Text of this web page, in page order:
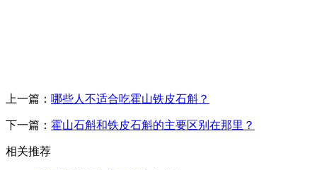
上一篇： 哪些人不适合吃霍山铁皮石斛？
下一篇： 霍山石斛和铁皮石斛的主要区别在那里？
相关推荐